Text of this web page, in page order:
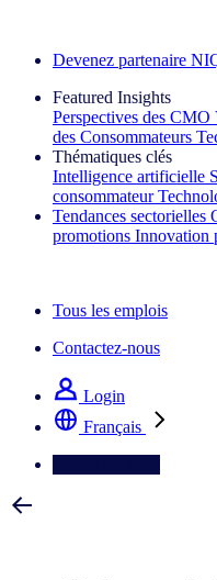
Devenez partenaire
Featured Insights
Perspectives des CMO
des Consommateurs
Thématiques clés
Intelligence artificielle
consommateur
Tendances sectorielles
promotions Innovation
Tous les emplois
Contactez-nous
Login
Français